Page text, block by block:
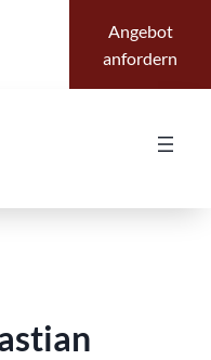
Angebot
anfordern